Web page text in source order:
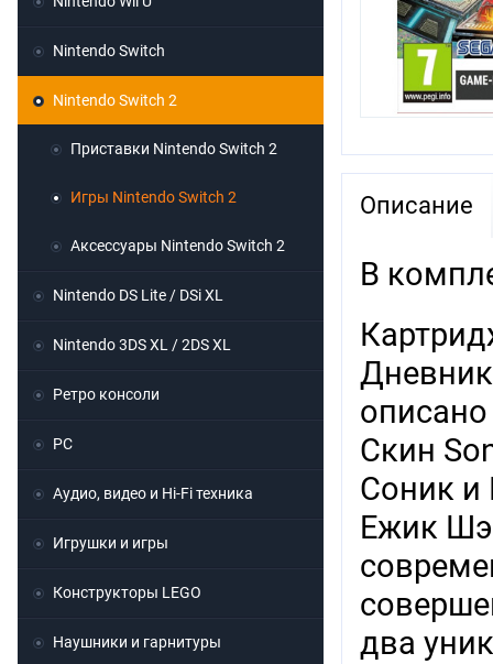
Описание
В
Скин
Соник и
Ежик
два
Nintendo Switch
Nintendo Switch 2
Приставки Nintendo Switch 2
Игры Nintendo Switch 2
Аксессуары Nintendo Switch 2
Nintendo DS Lite / DSi XL
Nintendo 3DS XL / 2DS XL
Ретро консоли
PC
Аудио, видео и Hi-Fi техника
Игрушки и игры
Конструкторы LEGO
Наушники и гарнитуры